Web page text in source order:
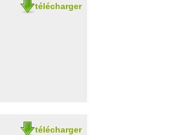
télécharger
télécharger